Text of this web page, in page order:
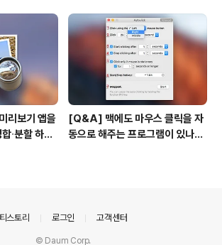
리보기 앱을
∙분할 하는
[Q&A] 맥에도 마우스 클릭을 자
동으로 해주는 프로그램이 있나
티스토리 로그인 고객센터
© Daum Corp.